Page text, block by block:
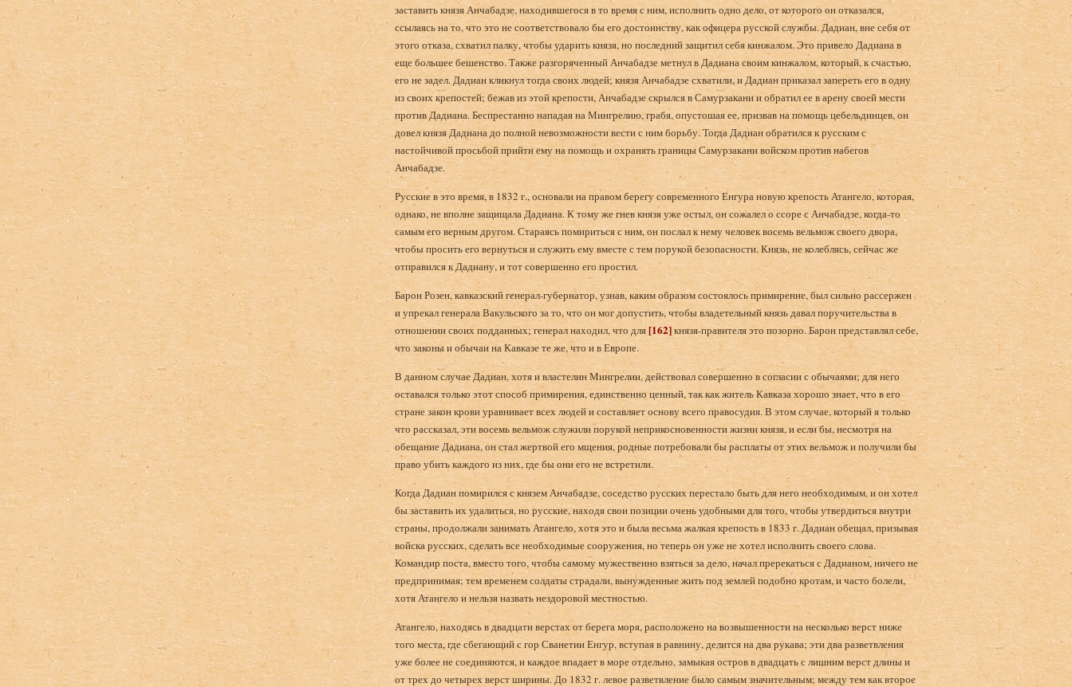
заставить князя Анчабадзе, находившегося в то время с ним, исполнить одно дело, от которого он отказался,
ссылаясь на то, что это не соответствовало бы его достоинству, как офицера русской службы. Дадиан, вне себя от
этого отказа, схватил палку, чтобы ударить князя, но последний защитил себя кинжалом. Это привело Дадиана в
еще большее бешенство. Также разгоряченный Анчабадзе метнул в Дадиана своим кинжалом, который, к счастью,
его не задел. Дадиан кликнул тогда своих людей; князя Анчабадзе схватили, и Дадиан приказал запереть его в одну
из своих крепостей; бежав из этой крепости, Анчабадзе скрылся в Самурзакани и обратил ее в арену своей мести
против Дадиана. Беспрестанно нападая на Мингрелию, грабя, опустошая ее, призвав на помощь цебельдинцев, он
довел князя Дадиана до полной невозможности вести с ним борьбу. Тогда Дадиан обратился к русским с
настойчивой просьбой прийти ему на помощь и охранять границы Самурзакани войском против набегов
Анчабадзе.
Русские в это время, в 1832 г., основали на правом берегу современного Енгура новую крепость Атангело, которая,
однако, не вполне защищала Дадиана. К тому же гнев князя уже остыл, он сожалел о ссоре с Анчабадзе, когда-то
самым его верным другом. Стараясь помириться с ним, он послал к нему человек восемь вельмож своего двора,
чтобы просить его вернуться и служить ему вместе с тем порукой безопасности. Князь, не колеблясь, сейчас же
отправился к Дадиану, и тот совершенно его простил.
Барон Розен, кавказский генерал-губернатор, узнав, каким образом состоялось примирение, был сильно рассержен
и упрекал генерала Вакульского за то, что он мог допустить, чтобы владетельный князь давал поручительства в
отношении своих подданных; генерал находил, что для[162]князя-правителя это позорно. Барон представлял себе,
что законы и обычаи на Кавказе те же, что и в Европе.
В данном случае Дадиан, хотя и властелин Мингрелии, действовал совершенно в согласии с обычаями; для него
оставался только этот способ примирения, единственно ценный, так как житель Кавказа хорошо знает, что в его
стране закон крови уравнивает всех людей и составляет основу всего правосудия. В этом случае, который я только
что рассказал, эти восемь вельмож служили порукой неприкосновенности жизни князя, и если бы, несмотря на
обещание Дадиана, он стал жертвой его мщения, родные потребовали бы расплаты от этих вельмож и получили бы
право убить каждого из них, где бы они его не встретили.
Когда Дадиан помирился с князем Анчабадзе, соседство русских перестало быть для него необходимым, и он хотел
бы заставить их удалиться, но русские, находя свои позиции очень удобными для того, чтобы утвердиться внутри
страны, продолжали занимать Атангело, хотя это и была весьма жалкая крепость в 1833 г. Дадиан обещал, призывая
войска русских, сделать все необходимые сооружения, но теперь он уже не хотел исполнить своего слова.
Командир поста, вместо того, чтобы самому мужественно взяться за дело, начал пререкаться с Дадианом, ничего не
предпринимая; тем временем солдаты страдали, вынужденные жить под землей подобно кротам, и часто болели,
хотя Атангело и нельзя назвать нездоровой местностью.
Атангело, находясь в двадцати верстах от берега моря, расположено на возвышенности на несколько верст ниже
того места, где сбегающий с гор Сванетии Енгур, вступая в равнину, делится на два рукава; эти два разветвления
уже более не соединяются, и каждое впадает в море отдельно, замыкая остров в двадцать с лишним верст длины и
от трех до четырех верст ширины. До 1832 г. левое разветвление было самым значительным; между тем как второе